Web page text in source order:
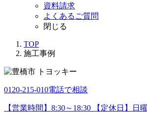
資料請求
よくあるご質問
閉じる
TOP
施工事例
0120-215-010電話で相談
【営業時間】8:30～18:30 【定休日】日